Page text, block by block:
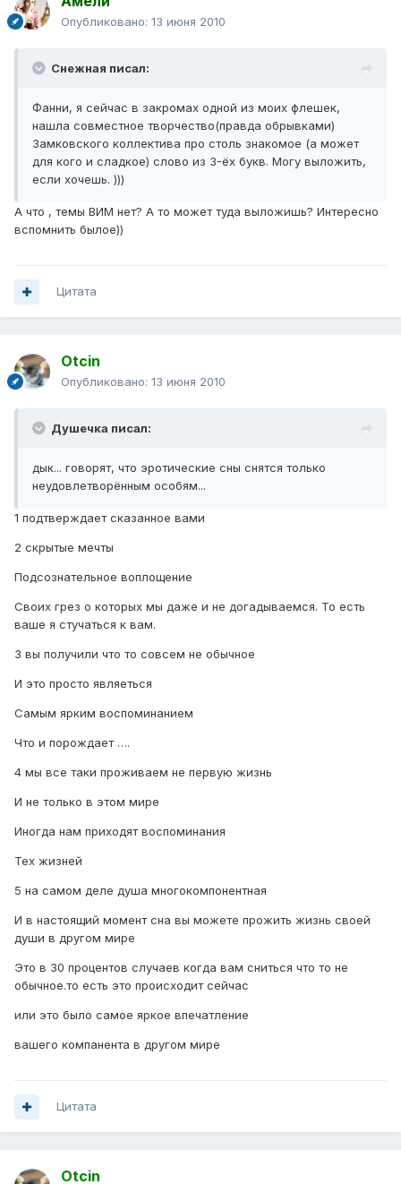
Опубликовано: 13 июня 2010
Снежная писал:
Фанни, я сейчас в закромах одной из моих флешек,
нашла совместное творчество(правда обрывками)
Замковского коллектива про столь знакомое (а может
для кого и сладкое) слово из 3-ёх букв. Могу выложить,
если хочешь. )))
А что , темы ВИМ нет? А то может туда выложишь? Интересно
вспомнить былое))
Цитата
Otcin
Опубликовано: 13 июня 2010
Душечка писал:
дык... говорят, что эротические сны снятся только
неудовлетворённым особям...
1 подтверждает сказанное вами
2 скрытые мечты
Подсознательное воплощение
Своих грез о которых мы даже и не догадываемся. То есть
ваше я стучаться к вам.
3 вы получили что то совсем не обычное
И это просто являеться
Самым ярким воспоминанием
Что и порождает ….
4 мы все таки проживаем не первую жизнь
И не только в этом мире
Иногда нам приходят воспоминания
Тех жизней
5 на самом деле душа многокомпонентная
И в настоящий момент сна вы можете прожить жизнь своей
души в другом мире
Это в 30 процентов случаев когда вам сниться что то не
обычное.то есть это происходит сейчас
или это было самое яркое впечатление
вашего компанента в другом мире
Цитата
Otcin